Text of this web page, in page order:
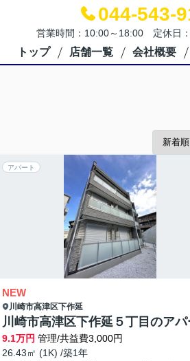
044-543-
営業時間：10:00～18:00 定休日
トップ 店舗一覧 会社概要
アパート
NEW
川崎市高津区下作延
川崎市高津区下作延５丁目のアパ
9.1万円 管理/共益費3,000円
26.43㎡ (1K) /築1年